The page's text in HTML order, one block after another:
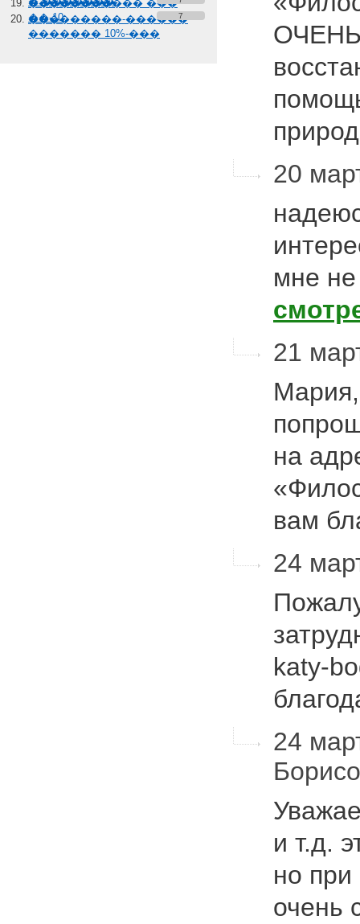
����������� ���
��-10
���������-������
������� 10%-���
7
20
мне не
21
на
вам
24
katy-
24
и т.д.
но
очень